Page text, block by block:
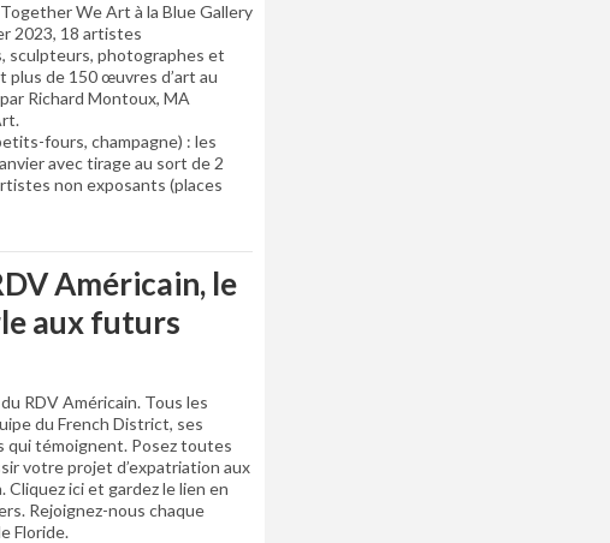
We Art à la Blue Gallery
2023, 18 artistes
sculpteurs, photographes et
de 150 œuvres d’art au
Richard Montoux, MA
fours, champagne) : les
avec tirage au sort de 2
non exposants (places
Américain, le
aux futurs
RDV Américain. Tous les
du French District, ses
qui témoignent. Posez toutes
votre projet d’expatriation aux
Cliquez ici et gardez le lien en
Rejoignez-nous chaque
Floride.